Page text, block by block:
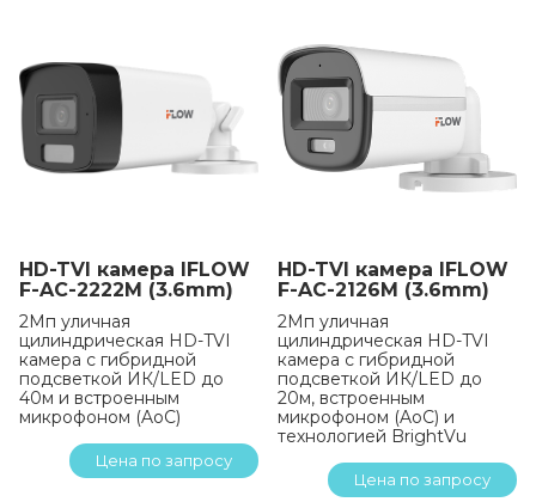
HD-TVI камера IFLOW
F-AC-2222M (3.6mm)
2Мп уличная
цилиндрическая HD-TVI
камера с гибридной
подсветкой ИК/LED до
40м и встроенным
микрофоном (AoC)
Цена по запросу
HD-TVI камера IFLOW
F-AC-2126M (3.6mm)
2Мп уличная
цилиндрическая HD-TVI
камера с гибридной
подсветкой ИК/LED до
20м, встроенным
микрофоном (AoC) и
технологией BrightVu
Цена по запросу